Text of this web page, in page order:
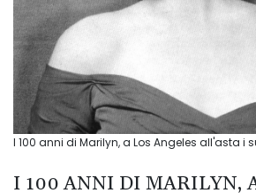
I 100 anni di Marilyn, a Los Angeles all'asta i
I 100 ANNI DI MARILYN,